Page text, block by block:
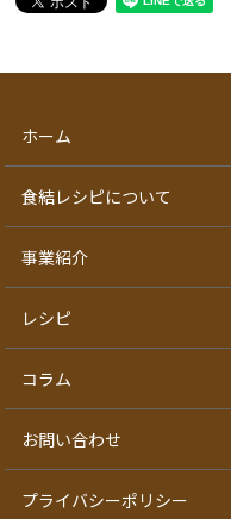
ホーム
食結レシピについて
事業紹介
レシピ
コラム
お問い合わせ
プライバシーポリシー